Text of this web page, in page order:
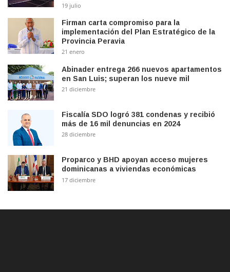
19 julio
Firman carta compromiso para la
implementación del Plan Estratégico de la
Provincia Peravia
21 enero
Abinader entrega 266 nuevos apartamentos
en San Luis; superan los nueve mil
21 diciembre
Fiscalía SDO logró 381 condenas y recibió
más de 16 mil denuncias en 2024
28 diciembre
Proparco y BHD apoyan acceso mujeres
dominicanas a viviendas económicas
17 diciembre